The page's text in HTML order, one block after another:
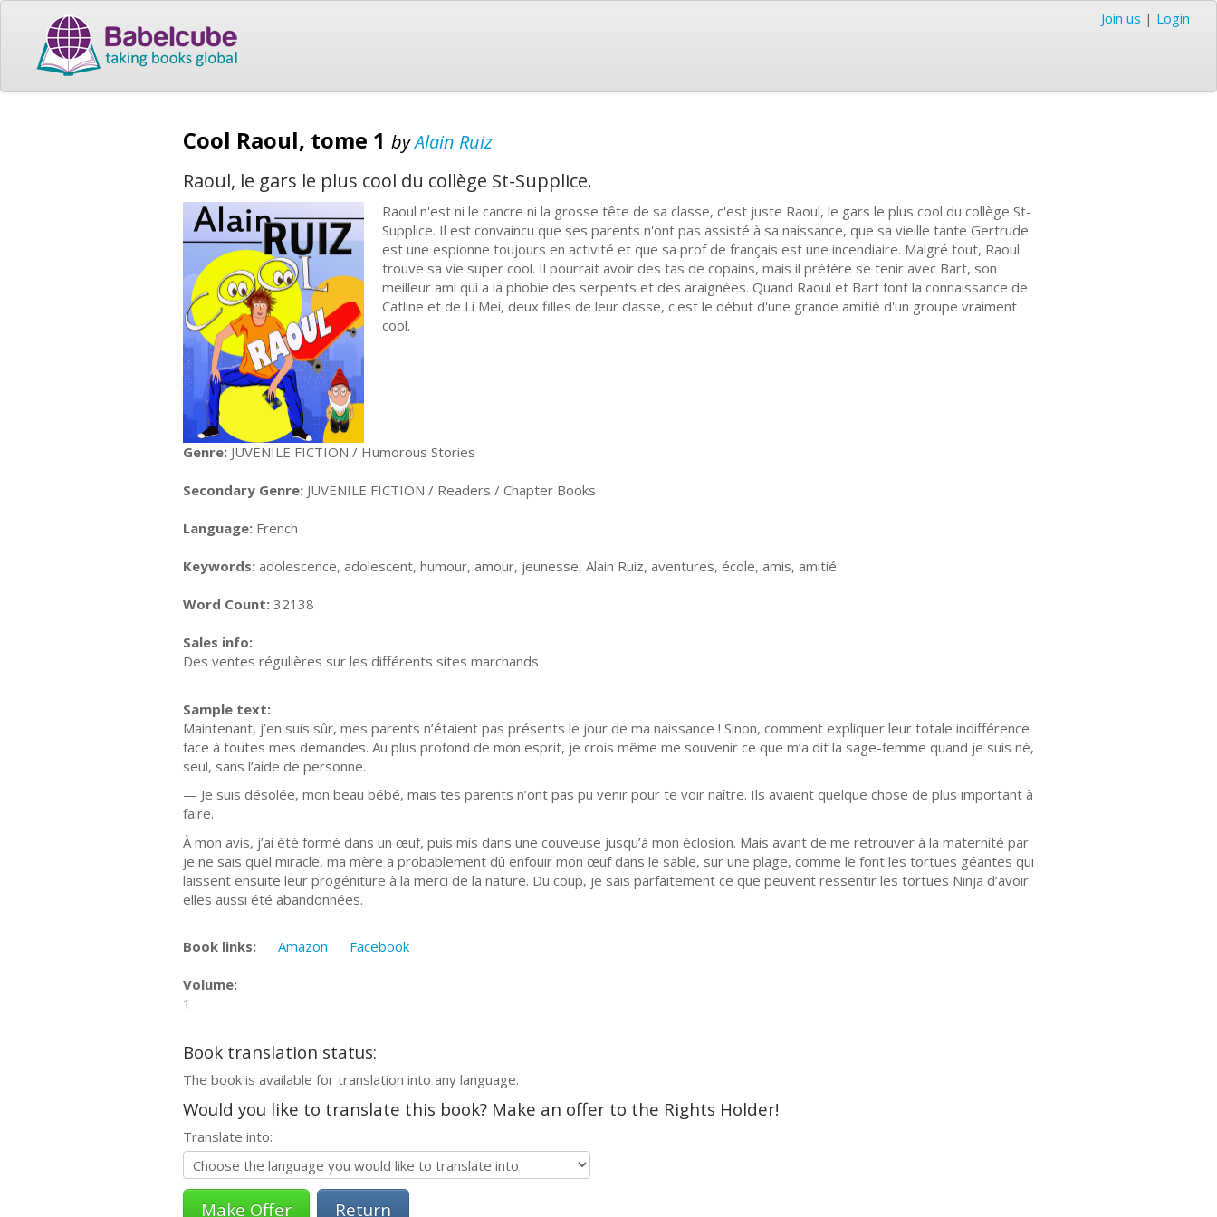
Join us | Login
Cool Raoul, tome 1 byAlain Ruiz
Raoul, le gars le plus cool du collège St-Supplice.
Raoul n'est ni le cancre ni la grosse tête de sa classe, c'est juste Raoul, le gars le plus cool du collège St-
Supplice. Il est convaincu que ses parents n'ont pas assisté à sa naissance, que sa vieille tante Gertrude
est une espionne toujours en activité et que sa prof de français est une incendiaire. Malgré tout, Raoul
trouve sa vie super cool. Il pourrait avoir des tas de copains, mais il préfère se tenir avec Bart, son
meilleur ami qui a la phobie des serpents et des araignées. Quand Raoul et Bart font la connaissance de
Catline et de Li Mei, deux filles de leur classe, c'est le début d'une grande amitié d'un groupe vraiment
cool.
Genre: JUVENILE FICTION / Humorous Stories
Secondary Genre: JUVENILE FICTION / Readers / Chapter Books
Language: French
Keywords: adolescence, adolescent, humour, amour, jeunesse, Alain Ruiz, aventures, école, amis, amitié
Word Count: 32138
Sales info:
Des ventes régulières sur les différents sites marchands
Sample text:
Maintenant, j’en suis sûr, mes parents n’étaient pas présents le jour de ma naissance ! Sinon, comment expliquer leur totale indifférence
face à toutes mes demandes. Au plus profond de mon esprit, je crois même me souvenir ce que m’a dit la sage-femme quand je suis né,
seul, sans l’aide de personne.
— Je suis désolée, mon beau bébé, mais tes parents n’ont pas pu venir pour te voir naître. Ils avaient quelque chose de plus important à
faire.
À mon avis, j’ai été formé dans un œuf, puis mis dans une couveuse jusqu’à mon éclosion. Mais avant de me retrouver à la maternité par
je ne sais quel miracle, ma mère a probablement dû enfouir mon œuf dans le sable, sur une plage, comme le font les tortues géantes qui
laissent ensuite leur progéniture à la merci de la nature. Du coup, je sais parfaitement ce que peuvent ressentir les tortues Ninja d’avoir
elles aussi été abandonnées.
Book links: Amazon Facebook
Volume:
1
Book translation status:
The book is available for translation into any language.
Would you like to translate this book? Make an offer to the Rights Holder!
Translate into:
Return